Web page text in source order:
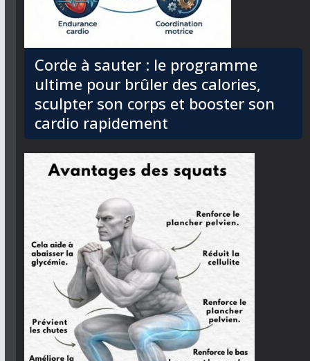
Corde à sauter : le programme
ultime pour brûler des calories,
sculpter son corps et booster son
cardio rapidement